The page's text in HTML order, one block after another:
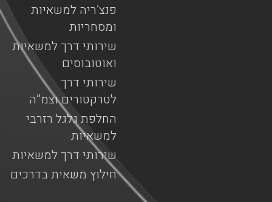
פנצ’ריה למשאיות
ומסחריות
שירותי דרך למשאיות
ואוטובוסים
שירותי דרך
לטרקטורים וצמ”ה
החלפת גלגל רזרבי
למשאיות
שירותי דרך למשאיות
חילוץ משאית בדרכים